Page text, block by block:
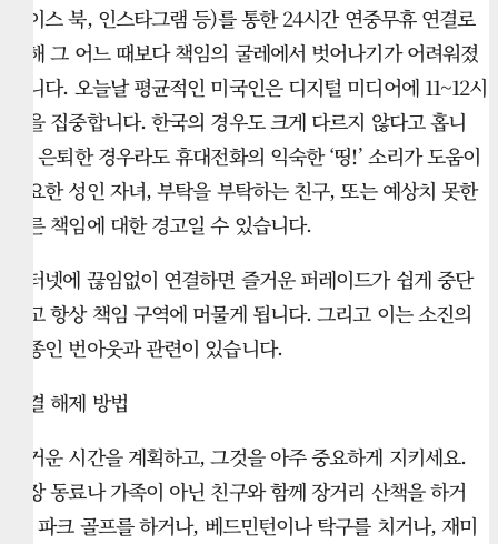
페이스 북, 인스타그램 등)를 통한 24시간 연중무휴 연결로
인해 그 어느 때보다 책임의 굴레에서 벗어나기가 어려워졌
습니다. 오늘날 평균적인 미국인은 디지털 미디어에 11~12시
간을 집중합니다. 한국의 경우도 크게 다르지 않다고 홉니
다. 은퇴한 경우라도 휴대전화의 익숙한 ‘띵!’ 소리가 도움이
필요한 성인 자녀, 부탁을 부탁하는 친구, 또는 예상치 못한
다른 책임에 대한 경고일 수 있습니다.
인터넷에 끊임없이 연결하면 즐거운 퍼레이드가 쉽게 중단
되고 항상 책임 구역에 머물게 됩니다. 그리고 이는 소진의
일종인 번아웃과 관련이 있습니다.
연결 해제 방법
즐거운 시간을 계획하고, 그것을 아주 중요하게 지키세요.
직장 동료나 가족이 아닌 친구와 함께 장거리 산책을 하거
나, 파크 골프를 하거나, 베드민턴이나 탁구를 치거나, 재미